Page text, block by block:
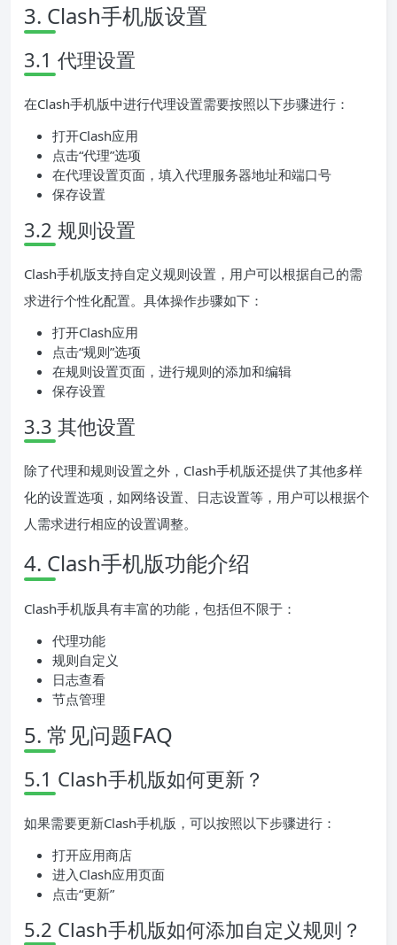
3. Clash手机版设置
3.1 代理设置
在Clash手机版中进行代理设置需要按照以下步骤进行：
打开Clash应用
点击“代理”选项
在代理设置页面，填入代理服务器地址和端口号
保存设置
3.2 规则设置
Clash手机版支持自定义规则设置，用户可以根据自己的需
求进行个性化配置。具体操作步骤如下：
打开Clash应用
点击“规则”选项
在规则设置页面，进行规则的添加和编辑
保存设置
3.3 其他设置
除了代理和规则设置之外，Clash手机版还提供了其他多样
化的设置选项，如网络设置、日志设置等，用户可以根据个
人需求进行相应的设置调整。
4. Clash手机版功能介绍
Clash手机版具有丰富的功能，包括但不限于：
代理功能
规则自定义
日志查看
节点管理
5. 常见问题FAQ
5.1 Clash手机版如何更新？
如果需要更新Clash手机版，可以按照以下步骤进行：
打开应用商店
进入Clash应用页面
点击“更新”
5.2 Clash手机版如何添加自定义规则？